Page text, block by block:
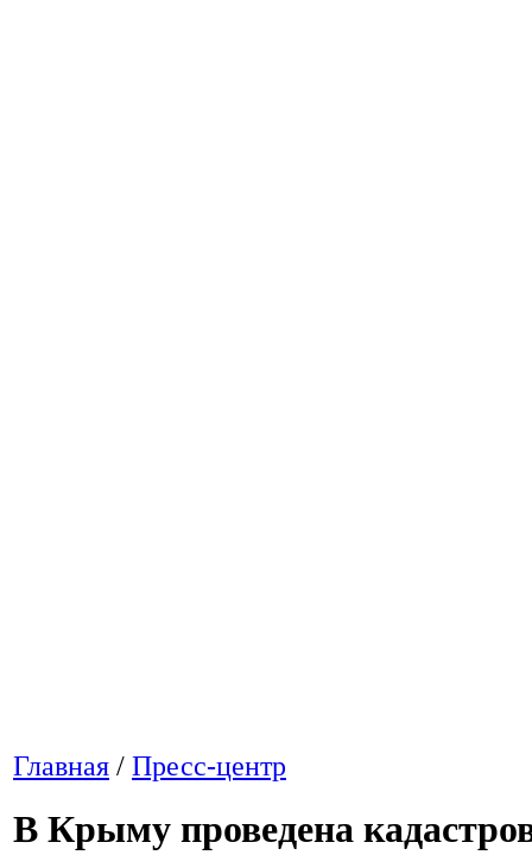
Главная / Пресс-центр
В Крыму проведена